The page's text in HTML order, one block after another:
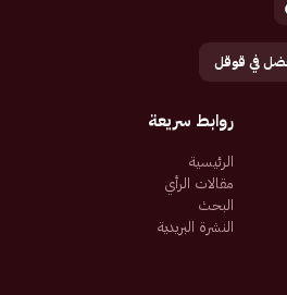
في قوقل
روابط سريعة
الرئيسية
مقالات الرأي
البحث
النشرة البريدية